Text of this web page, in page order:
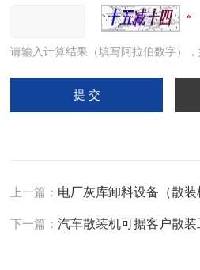
请输入计算结果（填写阿拉伯数字）
上一篇： 电厂灰库卸料设备（散
下一篇：汽车散装机可据客户散